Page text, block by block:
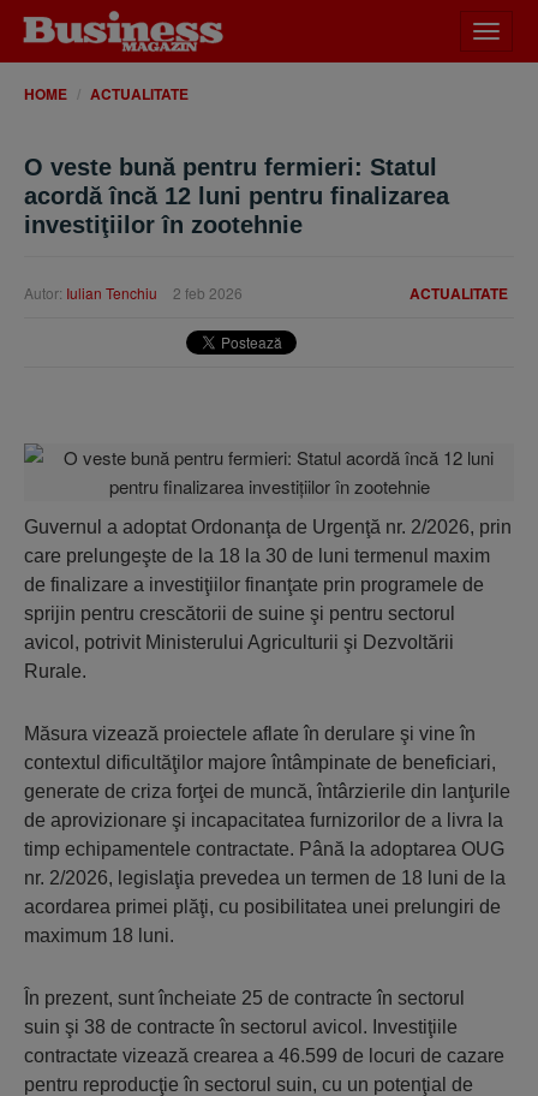
meniu
HOME ACTUALITATE
O veste bună pentru fermieri: Statul
acordă încă 12 luni pentru finalizarea
investiţiilor în zootehnie
ACTUALITATE
Autor: Iulian Tenchiu 2 feb 2026
Guvernul a adoptat Ordonanţa de Urgenţă nr. 2/2026, prin
care prelungeşte de la 18 la 30 de luni termenul maxim
de finalizare a investiţiilor finanţate prin programele de
sprijin pentru crescătorii de suine şi pentru sectorul
avicol, potrivit Ministerului Agriculturii şi Dezvoltării
Rurale.
Măsura vizează proiectele aflate în derulare şi vine în
contextul dificultăţilor majore întâmpinate de beneficiari,
generate de criza forţei de muncă, întârzierile din lanţurile
de aprovizionare şi incapacitatea furnizorilor de a livra la
timp echipamentele contractate. Până la adoptarea OUG
nr. 2/2026, legislaţia prevedea un termen de 18 luni de la
acordarea primei plăţi, cu posibilitatea unei prelungiri de
maximum 18 luni.
În prezent, sunt încheiate 25 de contracte în sectorul
suin şi 38 de contracte în sectorul avicol. Investiţiile
contractate vizează crearea a 46.599 de locuri de cazare
pentru reproducţie în sectorul suin, cu un potenţial de